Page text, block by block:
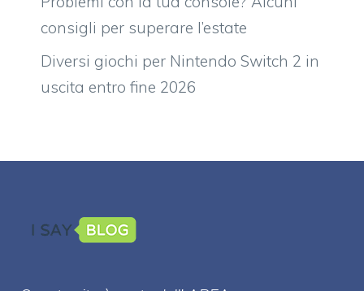
consigli per superare l’estate
Diversi giochi per Nintendo Switch 2 in
uscita entro fine 2026